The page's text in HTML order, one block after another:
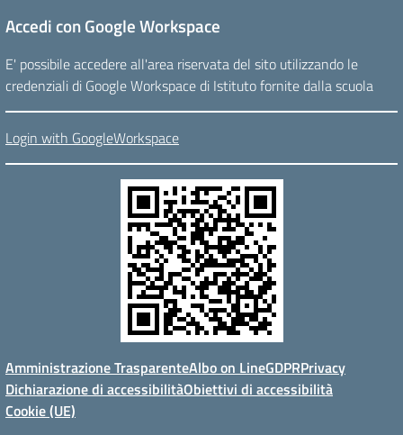
Accedi con Google Workspace
E' possibile accedere all'area riservata del sito utilizzando le
credenziali di Google Workspace di Istituto fornite dalla scuola
Login with GoogleWorkspace
Amministrazione TrasparenteAlbo on LineGDPRPrivacy
Dichiarazione di accessibilitàObiettivi di accessibilità
Cookie (UE)